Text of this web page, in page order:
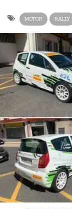
MOTOR RALLY